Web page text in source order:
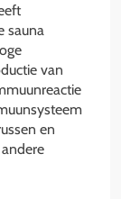
sauna
van
en